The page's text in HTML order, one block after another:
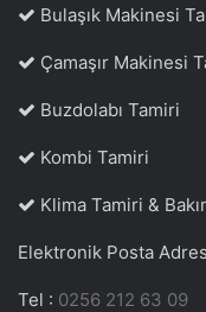
Bulaşık Makinesi
Çamaşır Makinesi
Buzdolabı Tamiri
Kombi Tamiri
Klima Tamiri &
Elektronik Posta
Tel : 0256 212 63 09